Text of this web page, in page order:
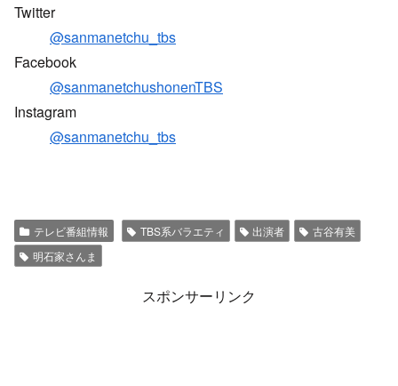
Twitter
@sanmanetchu_tbs
Facebook
@sanmanetchushonenTBS
Instagram
@sanmanetchu_tbs
テレビ番組情報 TBS系バラエティ 出演者
古谷有美
明石家さんま
スポンサーリンク